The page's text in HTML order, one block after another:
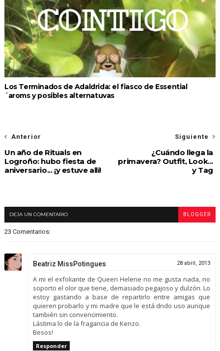
Los Terminados de Adaldrida: el fiasco de Essential
´aroms y posibles alternatuvas
Siguiente
¿Cuándo llega la
primavera? Outfit, Look...
y Tag
Anterior
Un año de Rituals en
Logroño: hubo fiesta de
aniversario... ¡y estuve allí!
DEJA UN COMENTARIO BLOGGER
23 Comentarios:
Beatriz MissPotingues 28 abril, 2013
A mi el exfoliante de Queen Helene no me gusta nada, no
soporto el olor que tiene, demasiado pegajoso y dulzón. Lo
estoy gastando a base de repartirlo entre amigas que
quieren probarlo y mi madre que le está dndo uso aunque
también sin convencimiento.
Lástima lo de la fragancia de Kenzo.
Besos!
Responder